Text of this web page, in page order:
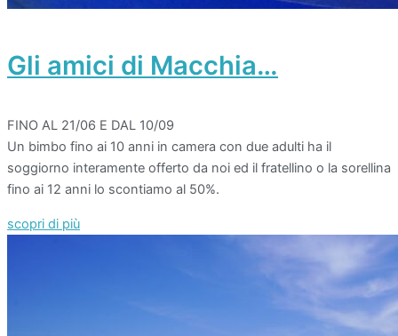
Gli amici di Macchia…
FINO AL 21/06 E DAL 10/09
Un bimbo fino ai 10 anni in camera con due adulti ha il
soggiorno interamente offerto da noi ed il fratellino o la sorellina
fino ai 12 anni lo scontiamo al 50%.
scopri di più